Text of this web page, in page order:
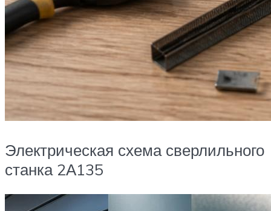
Электрическая схема сверлильного
станка 2А135